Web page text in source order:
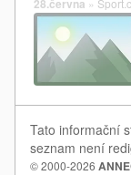
28.června »
Tato informační
seznam není
© 2000-2026